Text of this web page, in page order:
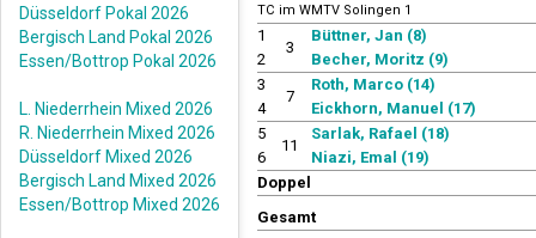
Düsseldorf Pokal 2026
Bergisch Land Pokal 2026
Essen/Bottrop Pokal 2026
L. Niederrhein Mixed 2026
R. Niederrhein Mixed 2026
Düsseldorf Mixed 2026
Bergisch Land Mixed 2026
Essen/Bottrop Mixed 2026
TC im WMTV Solingen 1
1
2
3
Büttner, Jan (8)
Becher, Moritz (9)
3
4
7
Roth, Marco (14)
Eickhorn, Manuel (17)
5
6
11
Sarlak, Rafael (18)
Niazi, Emal (19)
Doppel
Gesamt